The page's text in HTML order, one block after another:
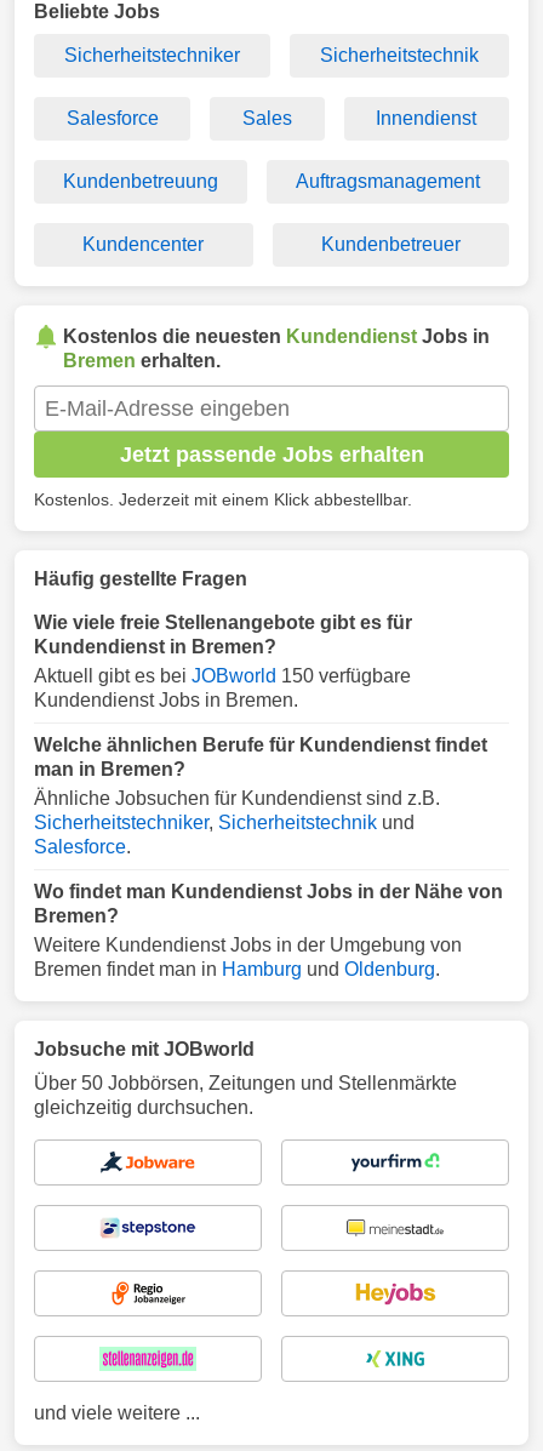
Beliebte Jobs
Sicherheitstechniker Sicherheitstechnik
Salesforce Sales Innendienst
Kundenbetreuung Auftragsmanagement
Kundencenter Kundenbetreuer
Kostenlos die neuesten Kundendienst Jobs in
Bremen erhalten.
Jetzt passende Jobs erhalten
Kostenlos. Jederzeit mit einem Klick abbestellbar.
Häufig gestellte Fragen
Wie viele freie Stellenangebote gibt es für
Kundendienst in Bremen?
Aktuell gibt es bei JOBworld 150 verfügbare
Kundendienst Jobs in Bremen.
Welche ähnlichen Berufe für Kundendienst findet
man in Bremen?
Ähnliche Jobsuchen für Kundendienst sind z.B.
Sicherheitstechniker, Sicherheitstechnik und
Salesforce.
Wo findet man Kundendienst Jobs in der Nähe von
Bremen?
Weitere Kundendienst Jobs in der Umgebung von
Bremen findet man in Hamburg und Oldenburg.
Jobsuche mit JOBworld
Über 50 Jobbörsen, Zeitungen und Stellenmärkte
gleichzeitig durchsuchen.
und viele weitere ...